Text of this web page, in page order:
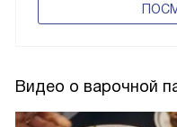
Видео о варочной